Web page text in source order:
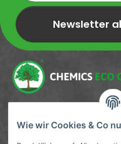
Wie wir Cookies & Co
Newsletter
Newsletter Newsletter
Service-Hotline
09372 / 70 80 90